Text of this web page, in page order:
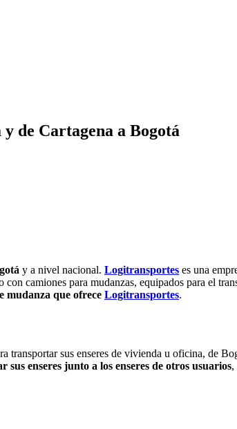
de Cartagena a Bogotá
y a nivel nacional. Logitransportes es una
camiones para mudanzas, equipados para el
mudanza que ofrece Logitransportes.
transportar sus enseres de vivienda u oficina, de
sus enseres junto a los enseres de otros usuarios,